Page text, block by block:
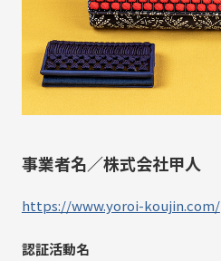
事業者名／株式会社甲人
https://www.yoroi-koujin.com/
認証活動名